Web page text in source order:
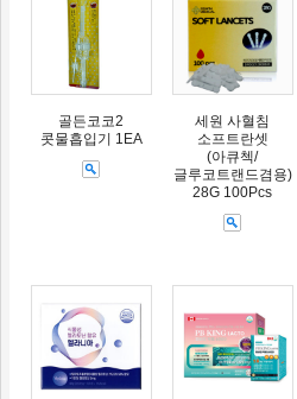
골든코코2
콧물흡입기 1EA
세원 사혈침
소프트란셋
(아큐첵/
글루코트랜드겸용)
28G 100Pcs